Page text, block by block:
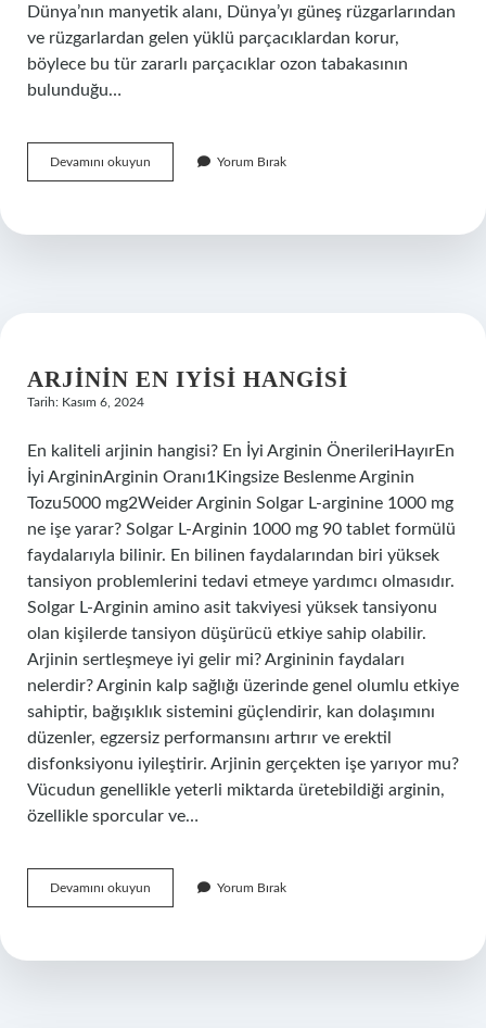
Dünya’nın manyetik alanı, Dünya’yı güneş rüzgarlarından
ve rüzgarlardan gelen yüklü parçacıklardan korur,
böylece bu tür zararlı parçacıklar ozon tabakasının
bulunduğu…
Devamını okuyun Dünyanın
Manyetik
Olursa
Yorum Bırak
ARJININ EN IYISI HANGISI
Tarih: Kasım 6, 2024
En kaliteli arjinin hangisi? En İyi Arginin ÖnerileriHayırEn
İyi ArgininArginin Oranı1Kingsize Beslenme Arginin
Tozu5000 mg2Weider Arginin Solgar L-arginine 1000 mg
ne işe yarar? Solgar L-Arginin 1000 mg 90 tablet formülü
faydalarıyla bilinir. En bilinen faydalarından biri yüksek
tansiyon problemlerini tedavi etmeye yardımcı olmasıdır.
Solgar L-Arginin amino asit takviyesi yüksek tansiyonu
olan kişilerde tansiyon düşürücü etkiye sahip olabilir.
Arjinin sertleşmeye iyi gelir mi? Argininin faydaları
nelerdir? Arginin kalp sağlığı üzerinde genel olumlu etkiye
sahiptir, bağışıklık sistemini güçlendirir, kan dolaşımını
düzenler, egzersiz performansını artırır ve erektil
disfonksiyonu iyileştirir. Arjinin gerçekten işe yarıyor mu?
Vücudun genellikle yeterli miktarda üretebildiği arginin,
özellikle sporcular ve…
Devamını okuyun
En
Yorum Bırak